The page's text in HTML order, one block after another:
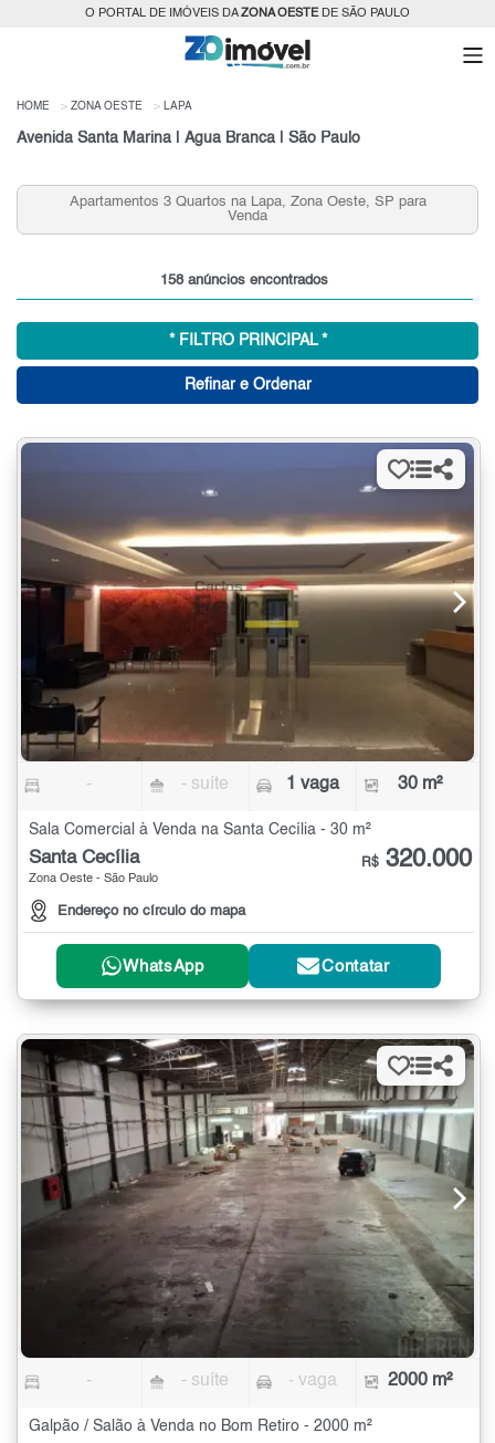
O PORTAL DE IMÓVEIS DAZONA OESTEDE SÃO PAULO
HOME ZONA OESTE LAPA
Avenida Santa Marina | Água Branca | São Paulo
Apartamentos 3 Quartos na Lapa, Zona Oeste, SP para
Venda
158 anúncios encontrados
* FILTRO PRINCIPAL *
Refinar e Ordenar
- - suíte 1 vaga 30 m²
Sala Comercial à Venda na Santa Cecília - 30 m²
Santa Cecília
Zona Oeste - São Paulo
Endereço no círculo do mapa
R$ 320.000
WhatsApp Contatar
- - suíte - vaga 2000 m²
Galpão / Salão à Venda no Bom Retiro - 2000 m²